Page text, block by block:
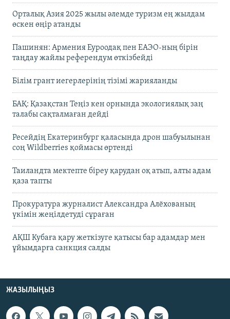
Орталық Азия 2025 жылы әлемде туризм ең жылдам
өскен өңір атанды
Пашинян: Армения Еуроодақ пен ЕАЭО-ның бірін
таңдау жайлы референдум өткізбейді
Білім грант иегерлерінің тізімі жарияланды
БАҚ: Қазақстан Теңіз кен орнында экологиялық заң
талабы сақталмаған дейді
Ресейдің Екатеринбург қаласында дрон шабуылынан
соң Wildberries қоймасы өртенді
Таиландта мектепте біреу қарудан оқ атып, алты адам
қаза тапты
Прокуратура журналист Александра Алёхованың
үкімін жеңілдетуді сұраған
АҚШ Кубаға қару жеткізуге қатысы бар адамдар мен
ұйымдарға санкция салды
ЖАЗЫЛЫҢЫЗ